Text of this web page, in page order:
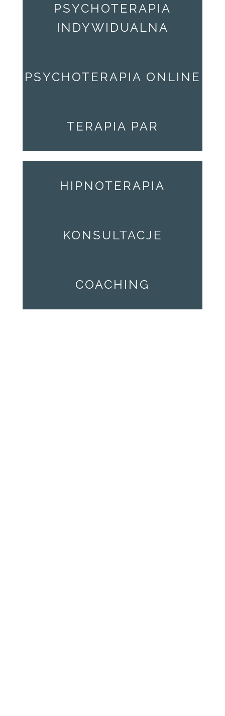
PSYCHOTERAPIA
INDYWIDUALNA
PSYCHOTERAPIA ONLINE
TERAPIA PAR
HIPNOTERAPIA
KONSULTACJE
COACHING